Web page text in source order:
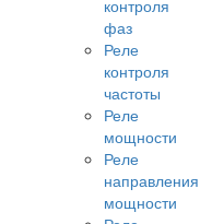
контроля
фаз
Реле
контроля
частоты
Реле
мощности
Реле
направления
мощности